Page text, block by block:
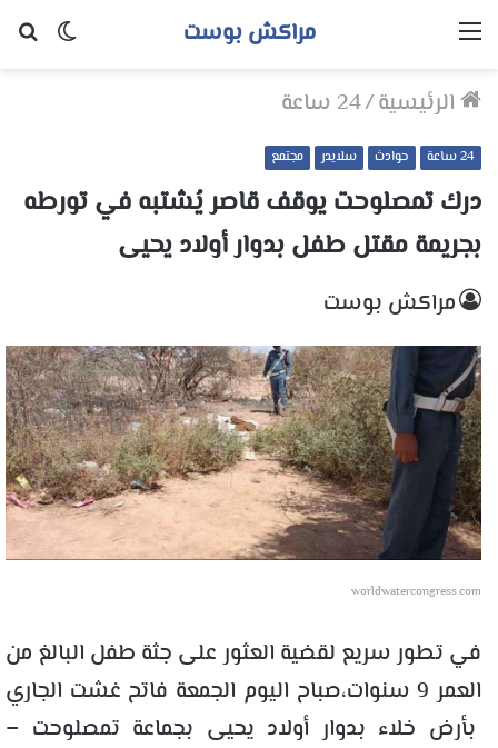
الوضع
مراكش بوست القائمة
الرئيسية/24 ساعة
24 ساعة حوادث سلايدر مجتمع
درك تمصلوحت يوقف قاصر يُشتبه في تورطه
بجريمة مقتل طفل بدوار أولاد يحيى
مراكش بوست
worldwatercongress.com
في تطور سريع لقضية العثور على جثة طفل البالغ من
العمر 9 سنوات،صباح اليوم الجمعة فاتح غشت الجاري
بأرض خلاء بدوار أولاد يحيى بجماعة تمصلوحت –